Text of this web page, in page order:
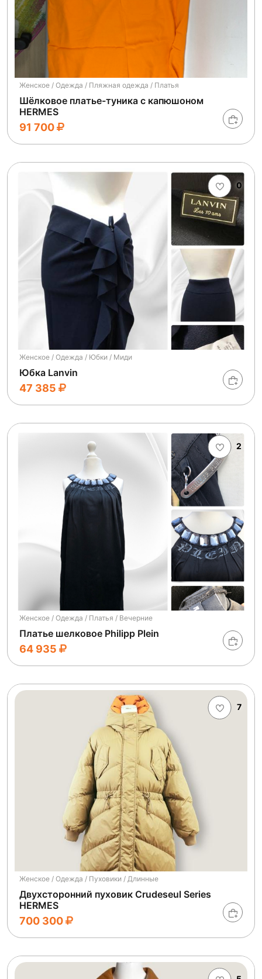
Женское / Одежда / Пляжная одежда / Платья
Шёлковое платье-туника с капюшоном
HERMES
91 700
0
Женское / Одежда / Юбки / Миди
Юбка Lanvin
47 385
2
Женское / Одежда / Платья / Вечерние
Платье шелковое Philipp Plein
64 935
7
Женское / Одежда / Пуховики / Длинные
Двухсторонний пуховик Crudeseul Series
HERMES
700 300